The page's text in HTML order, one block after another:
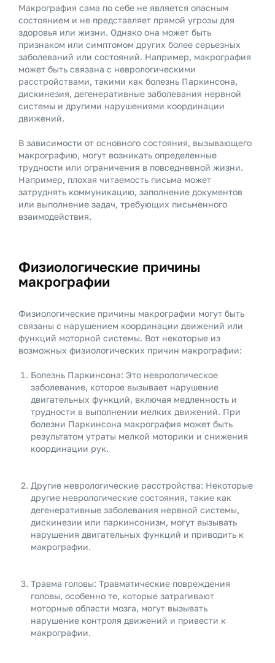
Макрография сама по себе не является опасным
состоянием и не представляет прямой угрозы для
здоровья или жизни. Однако она может быть
признаком или симптомом других более серьезных
заболеваний или состояний. Например, макрография
может быть связана с неврологическими
расстройствами, такими как болезнь Паркинсона,
дискинезия, дегенеративные заболевания нервной
системы и другими нарушениями координации
движений.
В зависимости от основного состояния, вызывающего
макрографию, могут возникать определенные
трудности или ограничения в повседневной жизни.
Например, плохая читаемость письма может
затруднять коммуникацию, заполнение документов
или выполнение задач, требующих письменного
взаимодействия.
Физиологические причины
макрографии
Физиологические причины макрографии могут быть
связаны с нарушением координации движений или
функций моторной системы. Вот некоторые из
возможных физиологических причин макрографии:
Болезнь Паркинсона: Это неврологическое
заболевание, которое вызывает нарушение
двигательных функций, включая медленность и
трудности в выполнении мелких движений. При
болезни Паркинсона макрография может быть
результатом утраты мелкой моторики и снижения
координации рук.
Другие неврологические расстройства: Некоторые
другие неврологические состояния, такие как
дегенеративные заболевания нервной системы,
дискинезии или паркинсонизм, могут вызывать
нарушения двигательных функций и приводить к
макрографии.
Травма головы: Травматические повреждения
головы, особенно те, которые затрагивают
моторные области мозга, могут вызывать
нарушение контроля движений и привести к
макрографии.